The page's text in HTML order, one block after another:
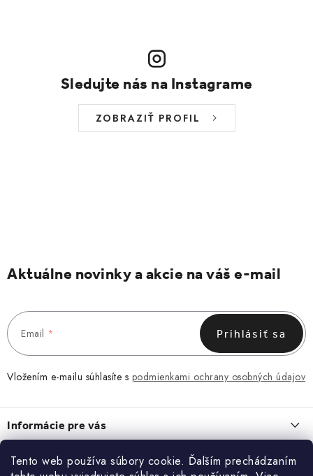
Tento web používa súbory cookie. Ďalším prechádzaním
Sledujte nás na Instagrame
ZOBRAZIŤ PROFIL
Aktuálne novinky a akcie na váš e-mail
Email
Vložením e-mailu súhlasíte s podmienkami ochrany osobných údajov
Prihlásiť sa
á
pInformácie pre vás
O NÁS